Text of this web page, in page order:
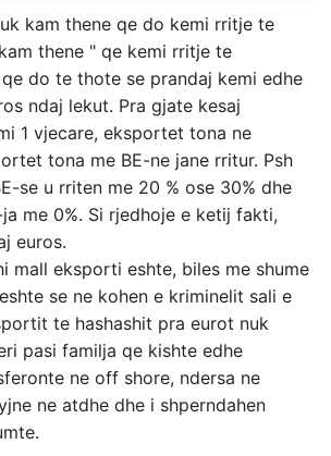
kam thene qe do kemi rritje te
thene " qe kemi rritje te
do te thote se prandaj kemi edhe
ndaj lekut. Pra gjate kesaj
1 vjecare, eksportet tona ne
tona me BE-ne jane rritur. Psh
se u rriten me 20 % ose 30% dhe
me 0%. Si rjedhoje e ketij fakti,
euros.
mall eksporti eshte, biles me shume
se ne kohen e kriminelit sali e
te hashashit pra eurot nuk
pasi familja qe kishte edhe
ne off shore, ndersa ne
ne atdhe dhe i shperndahen